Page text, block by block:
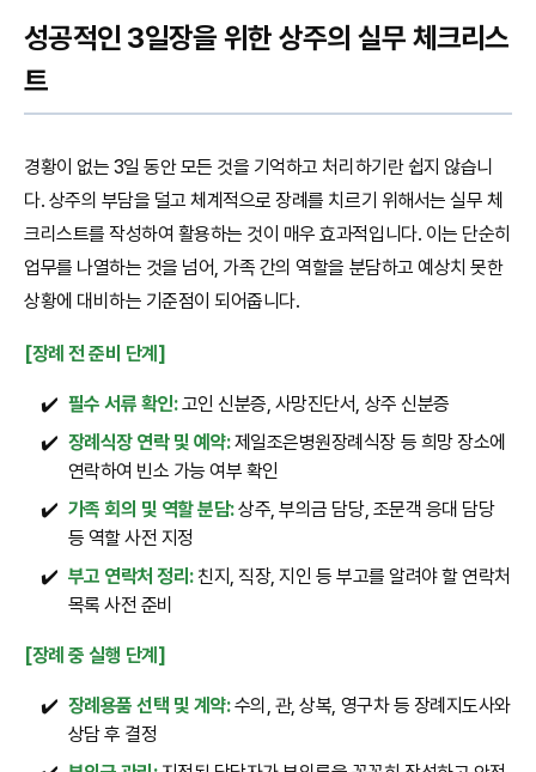
성공적인 3일장을 위한 상주의 실무 체크리스
트
경황이 없는 3일 동안 모든 것을 기억하고 처리하기란 쉽지 않습니
다. 상주의 부담을 덜고 체계적으로 장례를 치르기 위해서는 실무 체
크리스트를 작성하여 활용하는 것이 매우 효과적입니다. 이는 단순히
업무를 나열하는 것을 넘어, 가족 간의 역할을 분담하고 예상치 못한
상황에 대비하는 기준점이 되어줍니다.
[장례 전 준비 단계]
✔️ 필수 서류 확인:고인 신분증, 사망진단서, 상주 신분증
✔️ 장례식장 연락 및 예약:제일조은병원장례식장 등 희망 장소에
연락하여 빈소 가능 여부 확인
✔️ 가족 회의 및 역할 분담:상주, 부의금 담당, 조문객 응대 담당
등 역할 사전 지정
✔️ 부고 연락처 정리:친지, 직장, 지인 등 부고를 알려야 할 연락처
목록 사전 준비
[장례 중 실행 단계]
✔️ 장례용품 선택 및 계약:수의, 관, 상복, 영구차 등 장례지도사와
상담 후 결정